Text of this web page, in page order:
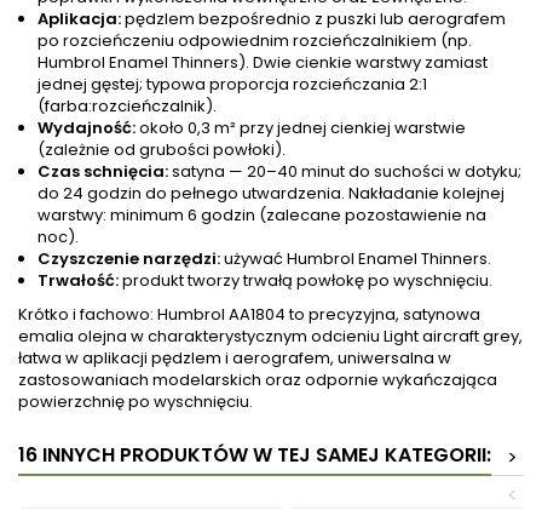
Aplikacja:pędzlem bezpośrednio z puszki lub aerografem
po rozcieńczeniu odpowiednim rozcieńczalnikiem (np.
Humbrol Enamel Thinners). Dwie cienkie warstwy zamiast
jednej gęstej; typowa proporcja rozcieńczania 2:1
(farba:rozcieńczalnik).
Wydajność:około 0,3 m² przy jednej cienkiej warstwie
(zależnie od grubości powłoki).
Czas schnięcia:satyna — 20–40 minut do suchości w dotyku;
do 24 godzin do pełnego utwardzenia. Nakładanie kolejnej
warstwy: minimum 6 godzin (zalecane pozostawienie na
noc).
Czyszczenie narzędzi:używać Humbrol Enamel Thinners.
Trwałość:produkt tworzy trwałą powłokę po wyschnięciu.
Krótko i fachowo: Humbrol AA1804 to precyzyjna, satynowa
emalia olejna w charakterystycznym odcieniu Light aircraft grey,
łatwa w aplikacji pędzlem i aerografem, uniwersalna w
zastosowaniach modelarskich oraz odpornie wykańczająca
powierzchnię po wyschnięciu.
16 INNYCH PRODUKTÓW W TEJ SAMEJ KATEGORII:
>
<